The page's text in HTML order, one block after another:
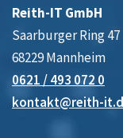
Reith-IT GmbH
Saarburger Ring 47
68229 Mannheim
0621 / 493 072 0
kontakt@reith-